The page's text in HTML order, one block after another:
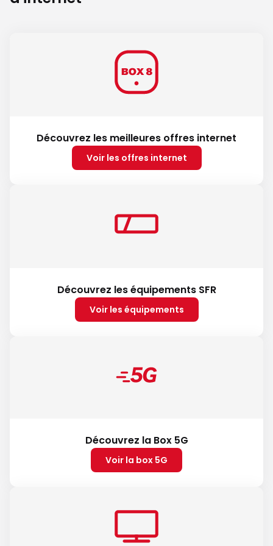
Découvrez les meilleures offres internet
Voir les offres internet
Découvrez les équipements SFR
Voir les équipements
Découvrez la Box 5G
Voir la box 5G